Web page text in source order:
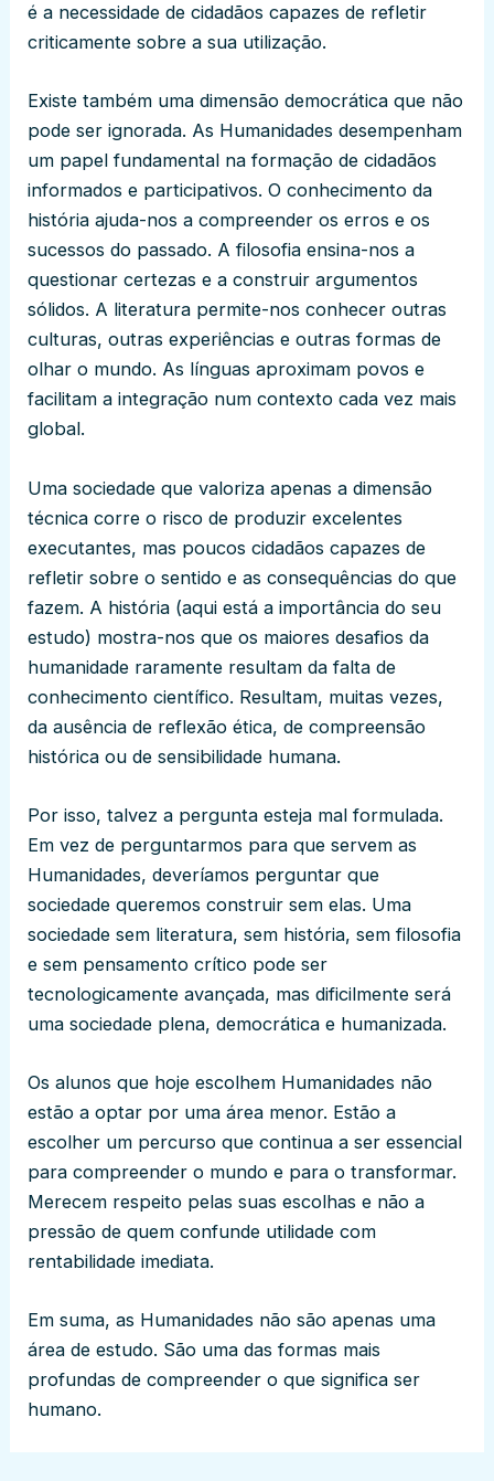
é a necessidade de cidadãos capazes de refletir
criticamente sobre a sua utilização.
Existe também uma dimensão democrática que não
pode ser ignorada. As Humanidades desempenham
um papel fundamental na formação de cidadãos
informados e participativos. O conhecimento da
história ajuda-nos a compreender os erros e os
sucessos do passado. A filosofia ensina-nos a
questionar certezas e a construir argumentos
sólidos. A literatura permite-nos conhecer outras
culturas, outras experiências e outras formas de
olhar o mundo. As línguas aproximam povos e
facilitam a integração num contexto cada vez mais
global.
Uma sociedade que valoriza apenas a dimensão
técnica corre o risco de produzir excelentes
executantes, mas poucos cidadãos capazes de
refletir sobre o sentido e as consequências do que
fazem. A história (aqui está a importância do seu
estudo) mostra-nos que os maiores desafios da
humanidade raramente resultam da falta de
conhecimento científico. Resultam, muitas vezes,
da ausência de reflexão ética, de compreensão
histórica ou de sensibilidade humana.
Por isso, talvez a pergunta esteja mal formulada.
Em vez de perguntarmos para que servem as
Humanidades, deveríamos perguntar que
sociedade queremos construir sem elas. Uma
sociedade sem literatura, sem história, sem filosofia
e sem pensamento crítico pode ser
tecnologicamente avançada, mas dificilmente será
uma sociedade plena, democrática e humanizada.
Os alunos que hoje escolhem Humanidades não
estão a optar por uma área menor. Estão a
escolher um percurso que continua a ser essencial
para compreender o mundo e para o transformar.
Merecem respeito pelas suas escolhas e não a
pressão de quem confunde utilidade com
rentabilidade imediata.
Em suma, as Humanidades não são apenas uma
área de estudo. São uma das formas mais
profundas de compreender o que significa ser
humano.